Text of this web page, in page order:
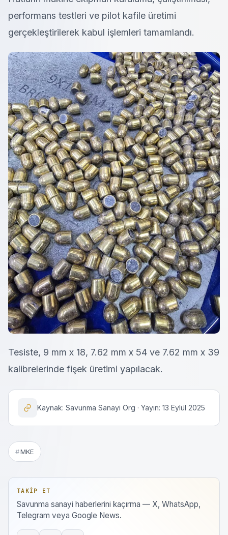
performans testleri ve pilot kafile üretimi
gerçekleştirilerek kabul işlemleri tamamlandı.
Tesiste, 9 mm x 18, 7.62 mm x 54 ve 7.62 mm x 39
kalibrelerinde fişek üretimi yapılacak.
Kaynak: Savunma Sanayi Org · Yayın: 13 Eylül 2025
MKE
TAKIP ET
Savunma sanayi haberlerini kaçırma — X, WhatsApp,
Telegram veya Google News.